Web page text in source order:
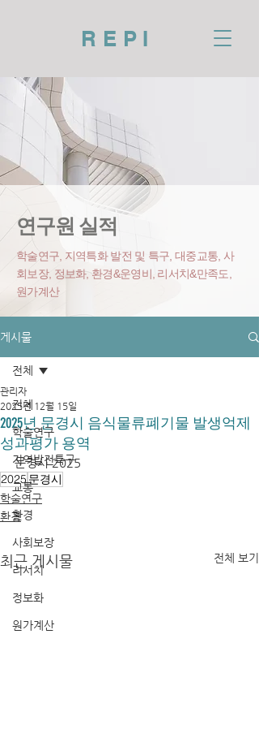
REPI
연구원 실적
학술연구, 지역특화 발전 및 특구, 대중교통, 사
회보장, 정보화, 환경&운영비 , 리서치&만족도,
원가계산
게시물
전체
학술연구
지역발전특구
교통
환경
사회보장
리서치
정보화
원가계산
전체
2025년 문경시 음식물류폐기물 발생억제
성과평가 용역
관리자
2025년 12월 15일
문경시 2025
2025문경시
학술연구
환경
최근 게시물 전체 보기